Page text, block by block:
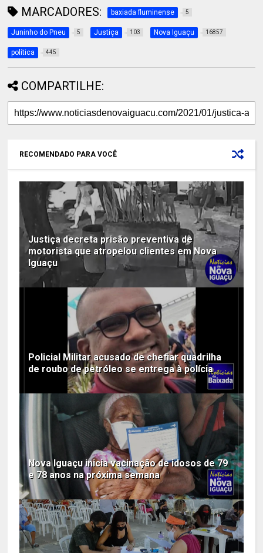
MARCADORES: baxiada fluminense 5
Juninho do Pneu 5 Justiça 103 Nova Iguaçu 16857
política 445
COMPARTILHE:
RECOMENDADO PARA VOCÊ
Justiça decreta prisão preventiva de
motorista que atropelou clientes em Nova
Iguaçu
Policial Militar acusado de chefiar quadrilha
de roubo de petróleo se entrega à polícia
Nova Iguaçu inicia vacinação de idosos de 79
e 78 anos na próxima semana